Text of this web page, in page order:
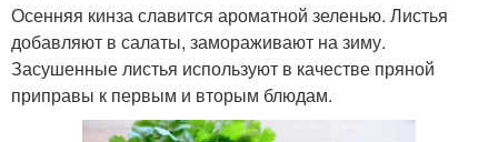
Осенняя кинза славится ароматной зеленью. Листья
добавляют в салаты, замораживают на зиму.
Засушенные листья используют в качестве пряной
приправы к первым и вторым блюдам.